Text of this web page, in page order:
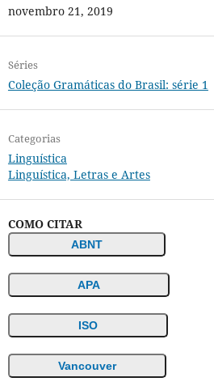
novembro 21, 2019
Séries
Coleção Gramáticas do Brasil: série 1
Categorias
Linguística
Linguística, Letras e Artes
COMO CITAR
ABNT
APA
ISO
Vancouver